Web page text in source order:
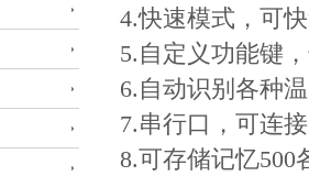
4.快速模式，可
5.自定义功能键
6.自动识别各种
7.串行口，可连
8.可存储记忆500